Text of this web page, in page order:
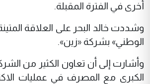
أخرى في الفترة المقبلة.
وشددت خالد البحر على العلاقة
الوطني» بشركة «زين».
وأشارت إلى أن تعاون الكثير من
الكبرى مع المصرف في عمليات